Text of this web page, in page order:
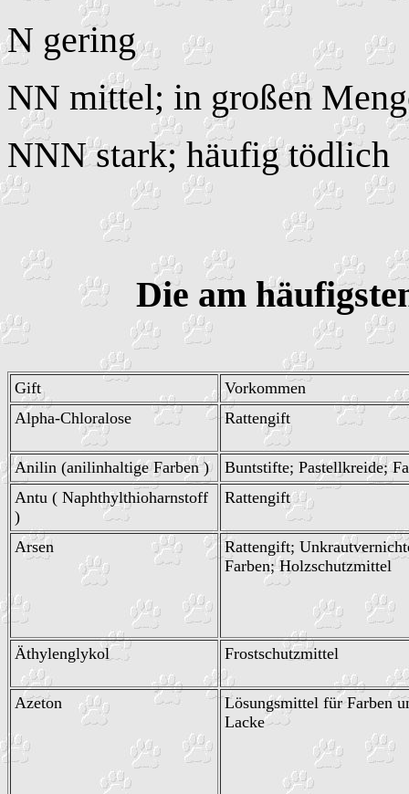
N gering
NN mittel; in großen
NNNstark; häufig tödlich
Die am
Gift
Vorkommen
Alpha-Chloralose
Rattengift
Anilin (anilinhaltige Farben )
Buntstifte; Pastellkreide;
Antu ( Naphthylthioharnstoff
)
Rattengift
Arsen
Rattengift;
Farben; Holzschutzmittel
Äthylenglykol Frostschutzmittel
Azeton
Lösungsmittel für Farben
Lacke